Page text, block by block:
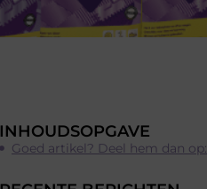
INHOUDSOPGAVE
Goed artikel? Deel hem dan op: